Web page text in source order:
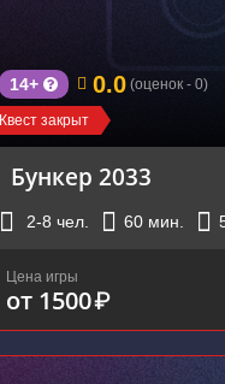
Квест закрыт
14+ 0.0 (оценок - 0)
Бункер 2033
2-8 чел. 60 мин.
Цена игры
от 1500₽